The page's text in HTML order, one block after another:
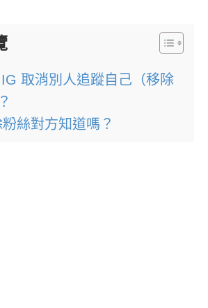
取消別人追蹤自己（移除
絲對方知道嗎？